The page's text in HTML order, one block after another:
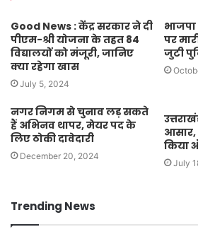
Good News : केंद्र सरकार ने दी
पीएम-श्री योजना के तहत 84
विद्यालयों को मंजूरी, जानिए
क्या रहेगा खास
July 5, 2024
पर
जुटी
नगर निगम से चुनाव लड़ सकते
हैं अभिनव थापर, मेयर पद के
लिए ठोकी दावेदारी
December 20, 2024
आसार,
किया
July
Trending News